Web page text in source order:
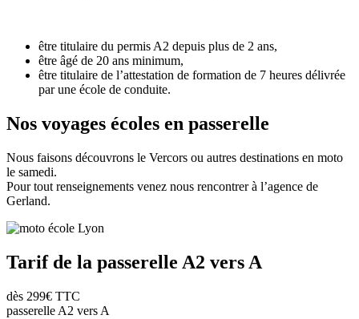
être titulaire du permis A2 depuis plus de 2 ans,
être âgé de 20 ans minimum,
être titulaire de l’attestation de formation de 7 heures délivrée
par une école de conduite.
Nos voyages écoles en passerelle
Nous faisons découvrons le Vercors ou autres destinations en moto
le samedi.
Pour tout renseignements venez nous rencontrer à l’agence de
Gerland.
Tarif de la passerelle A2 vers A
dès 299€ TTC
passerelle A2 vers A